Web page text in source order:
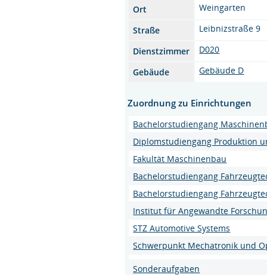
Ort
Weingarten
Straße
Leibnizstraße 9
Dienstzimmer
D020
Gebäude
Gebäude D
Zuordnung zu Einrichtungen
Bachelorstudiengang
Diplomstudiengang Produktion
Fakultät Maschinenbau
Bachelorstudiengang
Bachelorstudiengang
Institut für Angewandte
STZ Automotive Systems
Schwerpunkt Mechatronik und
Sonderaufgaben